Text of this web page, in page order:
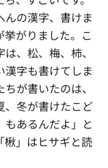
の漢字、書けま
がりました。こ
、松、梅、柿、
字も書けてしま
が書いたのは、
、冬が書けたこど
あるんだよ」と
楸」はヒサギと読